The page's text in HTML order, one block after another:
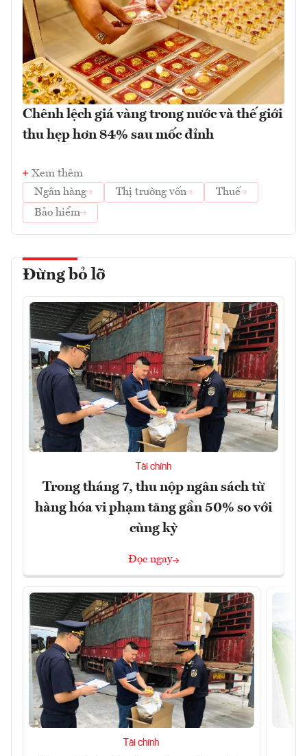
Chênh lệch giá vàng trong nước và thế giới
thu hẹp hơn 84% sau mốc đỉnh
Xem thêm
Ngân hàng
Thị trường vốn
Thuế
Bảo hiểm
Đừng bỏ lỡ
Tài chính
Trong tháng 7, thu nộp ngân sách từ
hàng hóa vi phạm tăng gần 50% so với
cùng kỳ
Đọc ngay
Tài chính